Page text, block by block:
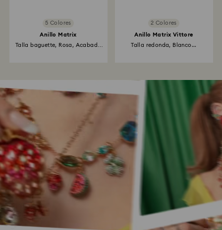
5 Colores
Anillo Matrix
Talla baguette, Rosa, Acabado
2 Colores
Anillo Matrix Vittore
Talla redonda, Blanco...